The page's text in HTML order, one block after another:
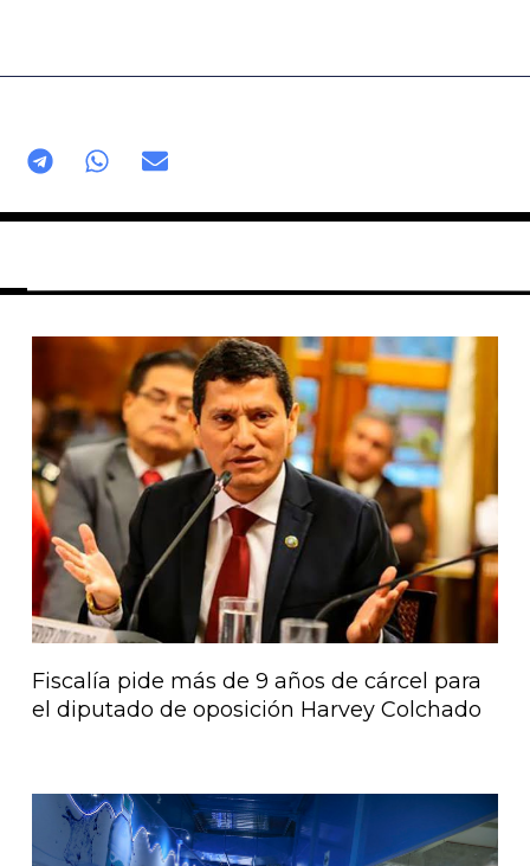
Fiscalía pide más de 9 años de cárcel para
el diputado de oposición Harvey Colchado
Página
Página
Página
PáginaPágina